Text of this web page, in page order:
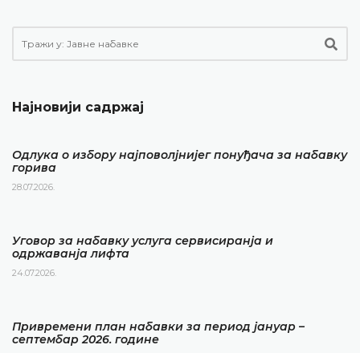
Најновији садржај
Одлука о избору најповолјнијег понуђача за набавку
горива
28.07.2026.
Уговор за набавку услуга сервисиранја и
одржаванја лифта
24.07.2026.
Привремени план набавки за период јануар –
септембар 2026. године